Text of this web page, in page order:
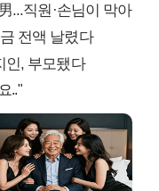
...직원·손님이 막아
전액 날렸다
인, 부모됐다
.."